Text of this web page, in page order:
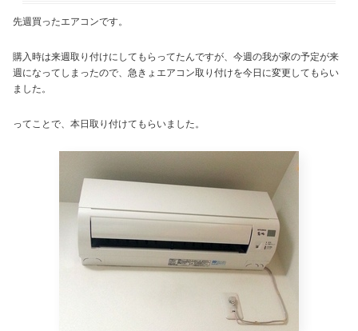
先週買ったエアコンです。
購入時は来週取り付けにしてもらってたんですが、今週の我が家の予定が来
週になってしまったので、急きょエアコン取り付けを今日に変更してもらい
ました。
ってことで、本日取り付けてもらいました。